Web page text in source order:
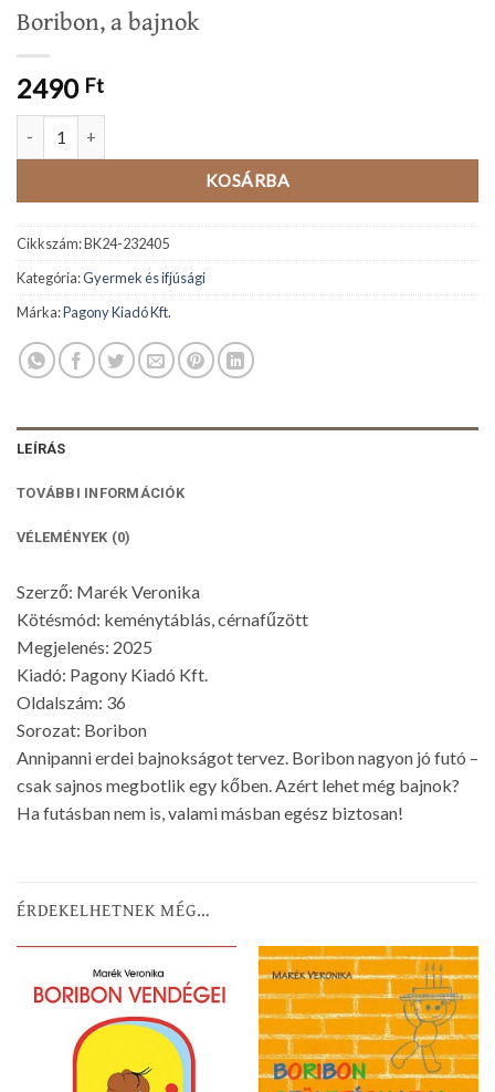
Boribon, a bajnok
2490 Ft
KOSÁRBA
Cikkszám:BK24-232405
Kategória:Gyermek és ifjúsági
Márka:Pagony Kiadó Kft.
LEÍRÁS
TOVÁBBI INFORMÁCIÓK
VÉLEMÉNYEK (0)
Szerző: Marék Veronika
Kötésmód: keménytáblás, cérnafűzött
Megjelenés: 2025
Kiadó: Pagony Kiadó Kft.
Oldalszám: 36
Sorozat: Boribon
Annipanni erdei bajnokságot tervez. Boribon nagyon jó futó –
csak sajnos megbotlik egy kőben. Azért lehet még bajnok?
Ha futásban nem is, valami másban egész biztosan!
ÉRDEKELHETNEK MÉG…